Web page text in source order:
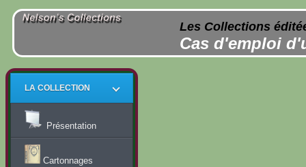
Les Collections
Cas d'emploi
LA COLLECTION
Présentation
Cartonnages